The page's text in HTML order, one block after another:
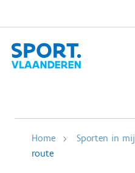
Home Sporten in
route